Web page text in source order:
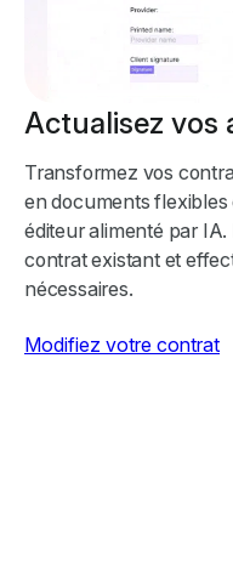
Actualisez vos
Transformez vos
en documents
éditeur alimenté par
contrat existant et
nécessaires.
Modifiez votre contrat